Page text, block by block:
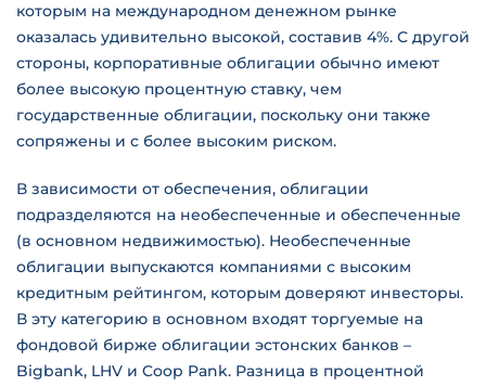
которым на международном денежном рынке
оказалась удивительно высокой, составив 4%. С другой
стороны, корпоративные облигации обычно имеют
более высокую процентную ставку, чем
государственные облигации, поскольку они также
сопряжены и с более высоким риском.
В зависимости от обеспечения, облигации
подразделяются на необеспеченные и обеспеченные
(в основном недвижимостью). Необеспеченные
облигации выпускаются компаниями с высоким
кредитным рейтингом, которым доверяют инвесторы.
В эту категорию в основном входят торгуемые на
фондовой бирже облигации эстонских банков –
Bigbank, LHV и Coop Pank. Разница в процентной